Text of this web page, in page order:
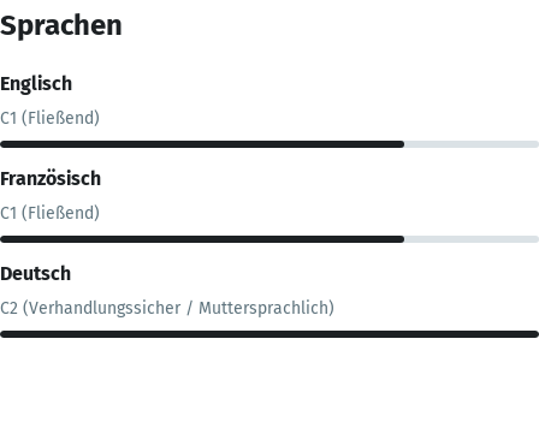
Sprachen
Englisch
C1 (Fließend)
Französisch
C1 (Fließend)
Deutsch
C2 (Verhandlungssicher / Muttersprachlich)